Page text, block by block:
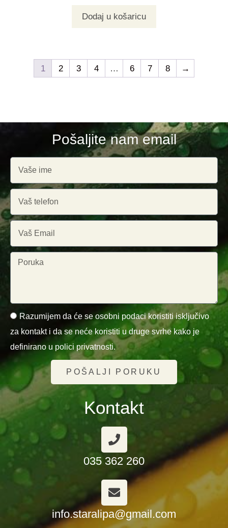
Dodaj u košaricu
1 2 3 4 … 6 7 8 →
Pošaljite nam email
Razumijem da će se osobni podaci koristiti isključivo
za kontakt i da se neće koristiti u druge svrhe kako je
definirano u polici privatnosti.
POŠALJI PORUKU
Kontakt
035 362 260
info.staralipa@gmail.com